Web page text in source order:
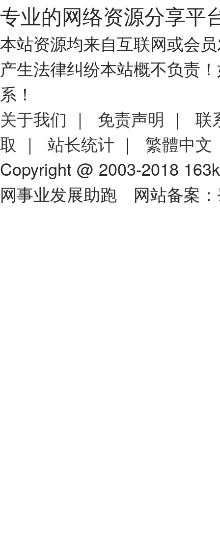
专业的网络资源分享平
本站资源均来自互联网或会
产生法律纠纷本站概不负责
系！
关于我们 ｜ 免责声明 ｜ 联
取 ｜ 站长统计 ｜ 繁體中文
Copyright @ 2003-2018
网事业发展助跑 网站备案：